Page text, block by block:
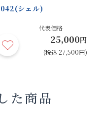
シェル)
代表価格
25,000円
(税込 27,500円)
た商品